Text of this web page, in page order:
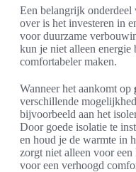
Een belangrijk
over is het investeren in
voor duurzame
kun je niet alleen energie
comfortabeler maken.
Wanneer het aankomt op
verschillende
bijvoorbeeld aan het
Door goede isolatie te
en houd je de warmte in
zorgt niet alleen voor
voor een verhoogd